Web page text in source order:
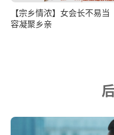
【宗乡情浓】女会长不易
容凝聚乡亲